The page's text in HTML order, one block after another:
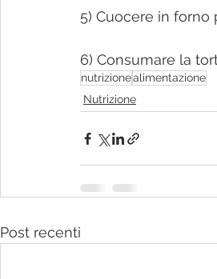
5) Cuocere in forno
6) Consumare la
nutrizionealimentazione
Nutrizione
Post recenti